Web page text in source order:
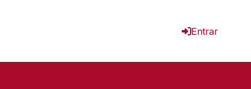
Entrar